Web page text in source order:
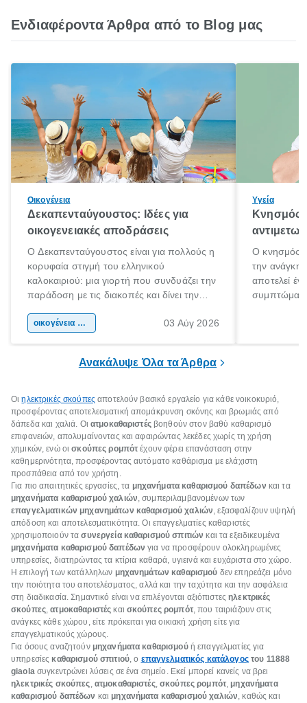
Ενδιαφέροντα Άρθρα από το Blog μας
Οικογένεια
Δεκαπενταύγουστος: Ιδέες για
οικογενειακές αποδράσεις
Ο Δεκαπενταύγουστος είναι για πολλούς η
κορυφαία στιγμή του ελληνικού
καλοκαιριού: μια γιορτή που συνδυάζει την
παράδοση με τις διακοπές και δίνει την
χώρας. Είτε πρόκειται για λίγες μέρες
οικογένεια & παιδί 03 Αύγ 2026
Υγεία
Κνησμός:
Ο κνησμός
την ανάγκη
αποτελεί
Ανακάλυψε Όλα τα Άρθρα
Οιηλεκτρικές σκούπες αποτελούν βασικό εργαλείο για κάθε νοικοκυριό,
προσφέροντας αποτελεσματική απομάκρυνση σκόνης και βρωμιάς από
δάπεδα και χαλιά. Οι ατμοκαθαριστέςβοηθούν στον βαθύ καθαρισμό
επιφανειών, απολυμαίνοντας και αφαιρώντας λεκέδες χωρίς τη χρήση
χημικών, ενώ οισκούπες ρομπότ έχουν φέρει επανάσταση στην
καθημερινότητα, προσφέροντας αυτόματο καθάρισμα με ελάχιστη
προσπάθεια από τον χρήστη.
Για πιο απαιτητικές εργασίες, τα μηχανήματα καθαρισμού δαπέδων και τα
μηχανήματα καθαρισμού χαλιών, συμπεριλαμβανομένων των
επαγγελματικών μηχανημάτων καθαρισμού χαλιών, εξασφαλίζουν υψηλή
απόδοση και αποτελεσματικότητα. Οι επαγγελματίες καθαριστές
χρησιμοποιούν τασυνεργεία καθαρισμού σπιτιών και τα εξειδικευμένα
μηχανήματα καθαρισμού δαπέδων για να προσφέρουν ολοκληρωμένες
υπηρεσίες, διατηρώντας τα κτίρια καθαρά, υγιεινά και ευχάριστα στο χώρο.
Η επιλογή των κατάλληλων μηχανημάτων καθαρισμού δεν επηρεάζει μόνο
την ποιότητα του αποτελέσματος, αλλά και την ταχύτητα και την ασφάλεια
στη διαδικασία. Σημαντικό είναι να επιλέγονται αξιόπιστεςηλεκτρικές
σκούπες,ατμοκαθαριστές και σκούπες ρομπότ, που ταιριάζουν στις
ανάγκες κάθε χώρου, είτε πρόκειται για οικιακή χρήση είτε για
επαγγελματικούς χώρους.
Για όσους αναζητούν μηχανήματα καθαρισμούή επαγγελματίες για
υπηρεσίες καθαρισμού σπιτιού, ο επαγγελματικός κατάλογοςτου 11888
giaolaσυγκεντρώνει λύσεις σε ένα σημείο. Εκεί μπορεί κανείς να βρει
ηλεκτρικές σκούπες, ατμοκαθαριστές,σκούπες ρομπότ, μηχανήματα
καθαρισμού δαπέδων και μηχανήματα καθαρισμού χαλιών, καθώς και